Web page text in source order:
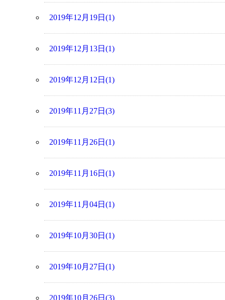
2019年12月19日(1)
2019年12月13日(1)
2019年12月12日(1)
2019年11月27日(3)
2019年11月26日(1)
2019年11月16日(1)
2019年11月04日(1)
2019年10月30日(1)
2019年10月27日(1)
2019年10月26日(3)